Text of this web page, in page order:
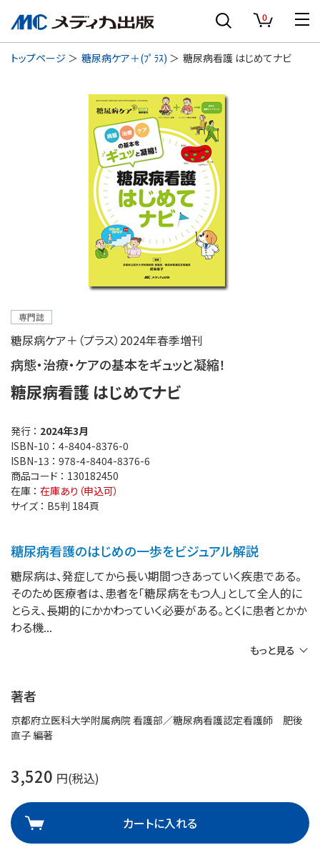
0
トップページ 糖尿病ケア＋(ﾌﾟﾗｽ) 糖尿病看護 はじめてナビ
専門誌
糖尿病ケア＋（プラス）2024年春季増刊
病態・治療・ケアの基本をギュッと凝縮！
糖尿病看護 はじめてナビ
発行 ： 2024年3月
ISBN-10 ： 4-8404-8376-0
ISBN-13 ： 978-4-8404-8376-6
商品コード ： 130182450
在庫 ： 在庫あり（申込可）
サイズ ： B5判 184頁
糖尿病看護のはじめの一歩をビジュアル解説
糖尿病は、発症してから長い期間つきあっていく疾患である。
そのため医療者は、患者を「糖尿病をもつ人」として全人的に
とらえ、長期的にかかわっていく必要がある。とくに患者とかか
わる機
もっと見る
著者
京都府立医科大学附属病院 看護部／糖尿病看護認定看護師 肥後
直子 編著
3,520 円(税込)
カートに入れる